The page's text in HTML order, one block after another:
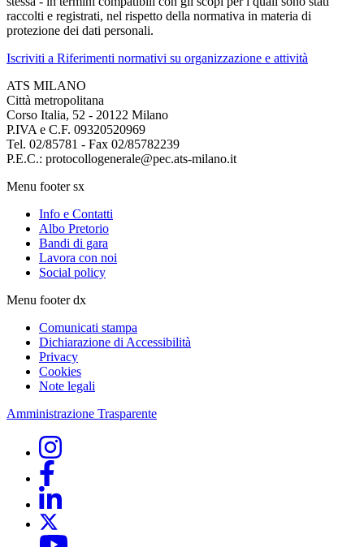
raccolti e registrati, nel rispetto della normativa in materia di
protezione dei dati personali.
Iscriviti a Riferimenti normativi su organizzazione e attività
ATS MILANO
Città metropolitana
Corso Italia, 52 - 20122 Milano
P.IVA e C.F. 09320520969
Tel. 02/85781 - Fax 02/85782239
P.E.C.: protocollogenerale@pec.ats-milano.it
Menu footer sx
Info e Contatti
Albo Pretorio
Bandi di gara
Lavora con noi
Social policy
Menu footer dx
Comunicati stampa
Dichiarazione di Accessibilità
Privacy
Cookies
Note legali
Amministrazione Trasparente